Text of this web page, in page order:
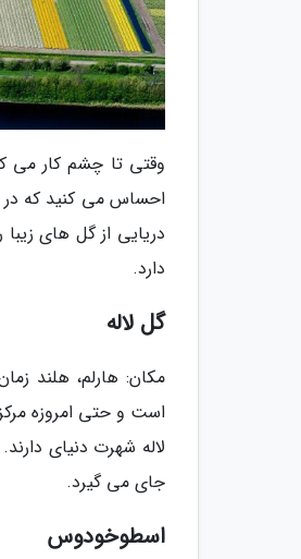
وقتی تا چشم کار می
احساس می کنید که
دریایی از گل های
دارد.
گل لاله
است و حتی امروزه
لاله شهرت دنیای
جای می گیرد.
اسطوخودوس